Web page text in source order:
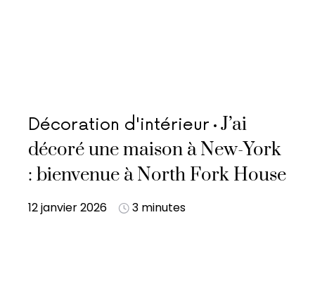
Décoration d'intérieur J’ai
décoré une maison à New-York
: bienvenue à North Fork House
12 janvier 2026 3 minutes